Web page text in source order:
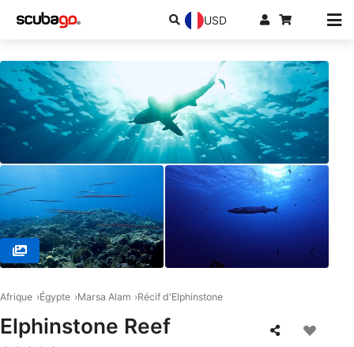
USD
Afrique Égypte Marsa Alam Récif d'Elphinstone
Elphinstone Reef